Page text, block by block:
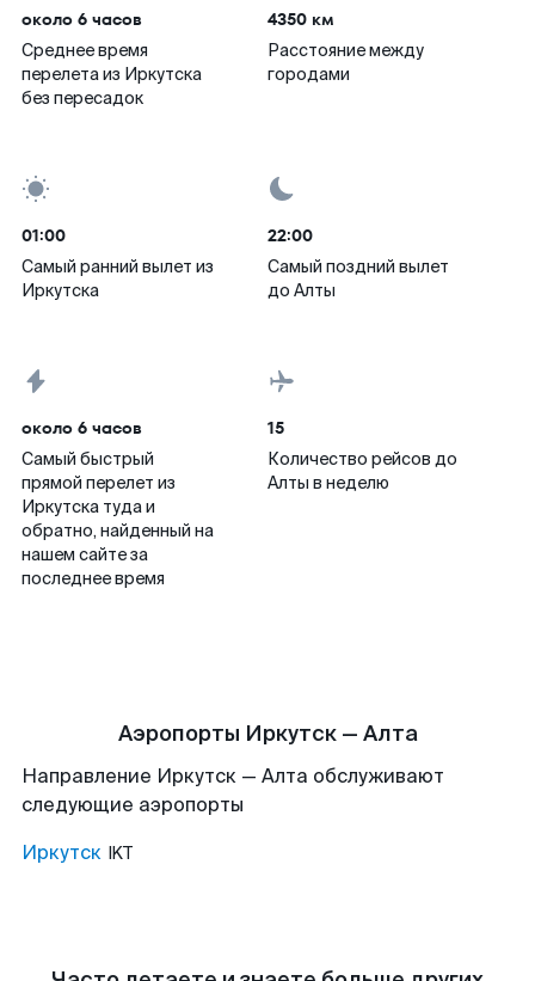
около 6 часов
Среднее время
перелета из Иркутска
без пересадок
4350 км
Расстояние между
городами
01:00
Самый ранний вылет из
Иркутска
22:00
Самый поздний вылет
до Алты
около 6 часов
Самый быстрый
прямой перелет из
Иркутска туда и
обратно, найденный на
нашем сайте за
последнее время
15
Количество рейсов до
Алты в неделю
Аэропорты Иркутск — Алта
Направление Иркутск — Алта обслуживают
следующие аэропорты
Иркутск IKT